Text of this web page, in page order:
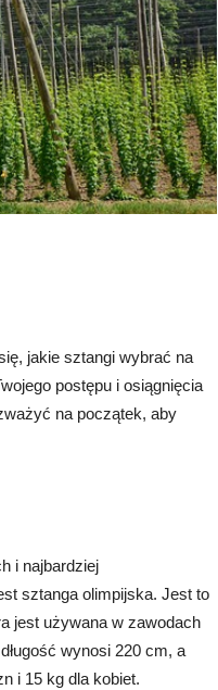
jakie sztangi wybrać na
postępu i osiągnięcia
na początek, aby
i najbardziej
sztanga olimpijska. Jest to
jest używana w zawodach
wynosi 220 cm, a
i 15 kg dla kobiet.